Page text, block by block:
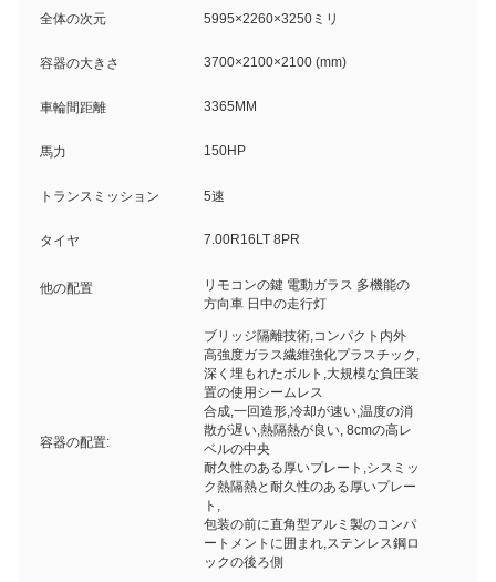
全体の次元 5995×2260×3250ミリ
容器の大きさ 3700×2100×2100 (mm)
車輪間距離 3365MM
馬力 150HP
トランスミッション 5速
タイヤ 7.00R16LT 8PR
他の配置
リモコンの鍵 電動ガラス 多機能の
方向車 日中の走行灯
容器の配置:
ブリッジ隔離技術,コンパクト内外
高強度ガラス繊維強化プラスチック,
深く埋もれたボルト,大規模な負圧装
置の使用シームレス
合成,一回造形,冷却が速い,温度の消
散が遅い,熱隔熱が良い, 8cmの高レ
ベルの中央
耐久性のある厚いプレート,シスミッ
ク熱隔熱と耐久性のある厚いプレー
ト,
包装の前に直角型アルミ製のコンパ
ートメントに囲まれ,ステンレス鋼ロ
ックの後ろ側